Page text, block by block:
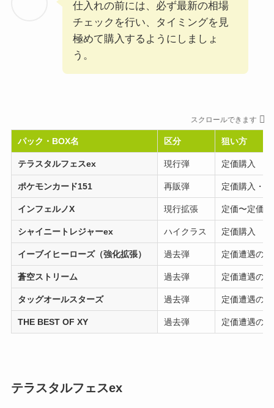
仕入れの前には、必ず最新の相場
チェックを行い、タイミングを見
極めて購入するようにしましょ
う。
スクロールできます
パック・BOX名 区分 狙い方
テラスタルフェスex 現行弾 定価購入
ポケモンカード151 再販弾 定価購入・
インフェルノX 現行拡張 定価〜定価
シャイニートレジャーex ハイクラス 定価購入
イーブイヒーローズ（強化拡張） 過去弾 定価遭遇のみ
蒼空ストリーム 過去弾 定価遭遇のみ
タッグオールスターズ 過去弾 定価遭遇のみ
THE BEST OF XY 過去弾 定価遭遇のみ
テラスタルフェスex